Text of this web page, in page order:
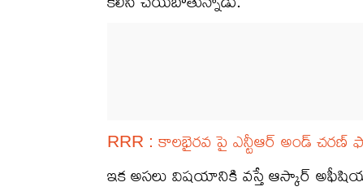
RRR : కాలభైరవ పై ఎన్టీఆర్ అండ్ చరణ్
ఇక అసలు విషయానికి వస్తే ఆస్కార్